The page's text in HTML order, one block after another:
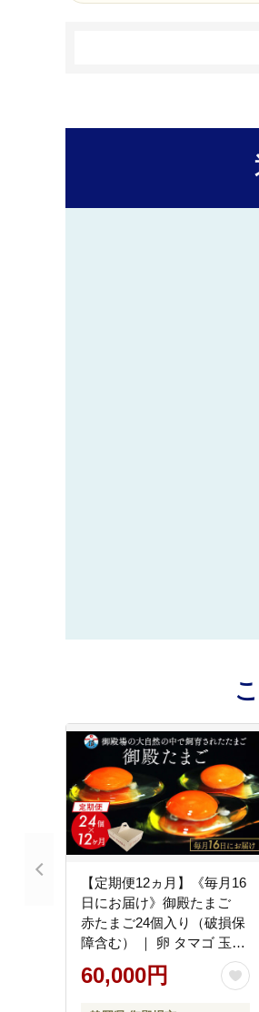
【定期便12ヵ月】《毎月16
日にお届け》御殿たまご
赤たまご24個入り（破損保
障含む） ｜ 卵 タマゴ 玉子
たまごかけご飯 生卵 鶏卵
卵焼き 国産 御殿場産 ※北
60,000円